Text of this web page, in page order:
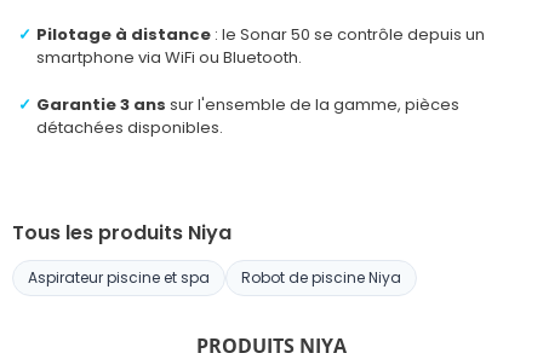
Pilotage à distance : le Sonar 50 se contrôle depuis un
smartphone via WiFi ou Bluetooth.
Garantie 3 ans sur l'ensemble de la gamme, pièces
détachées disponibles.
Tous les produits Niya
Aspirateur piscine et spa Robot de piscine Niya
PRODUITS NIYA